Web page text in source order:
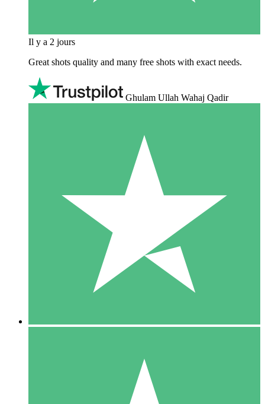
Il y a 2 jours
Great shots quality and many free shots with exact needs.
Ghulam Ullah Wahaj Qadir